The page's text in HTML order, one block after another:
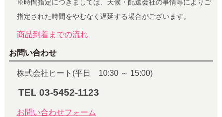
※時間指定につきましては、天候・配送会社の事情等によりご
指定された時間をやむなく遅延する場合がございます。
商品到着までの流れ
お問い合わせ
株式会社ヒート(平日 10:30 ～ 15:00)
TEL 03-5452-1123
お問い合わせフォーム